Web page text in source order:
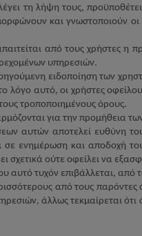
τη λήψη τους,
και γνωστοποιούν
από τους χρήστες
υπηρεσιών.
ειδοποίηση των
λόγο αυτό, οι χρήστες
τροποποιημένους όρους.
για την
αυτών αποτελεί ευθύνη
σε ενημέρωση και αποδοχή
σχετικά ούτε οφείλει να
τυχόν επιβάλλεται, από
από τους
άλλως τεκμαίρεται ότι